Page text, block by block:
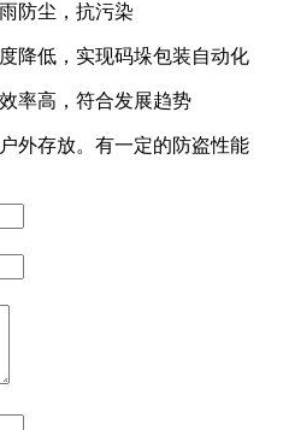
防尘，抗污染
降低，实现码垛包装自动化
率高，符合发展趋势
外存放。有一定的防盗性能